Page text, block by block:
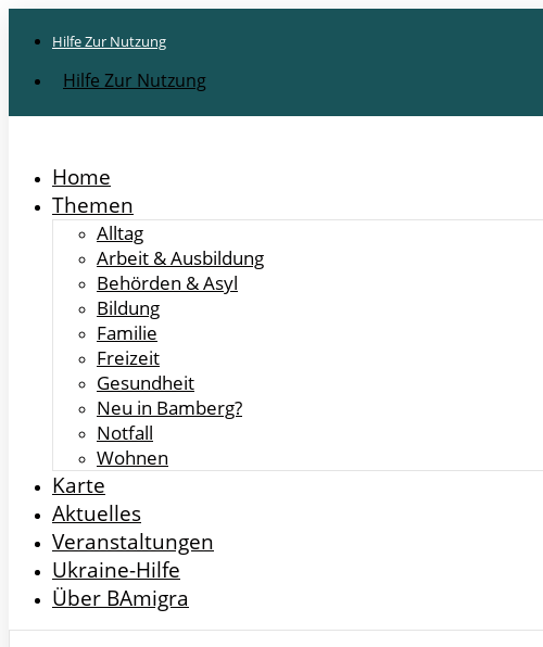
Hilfe Zur Nutzung
Hilfe Zur Nutzung
Home
Themen
Alltag
Arbeit & Ausbildung
Behörden & Asyl
Bildung
Familie
Freizeit
Gesundheit
Neu in Bamberg?
Notfall
Wohnen
Karte
Aktuelles
Veranstaltungen
Ukraine-Hilfe
Über BAmigra